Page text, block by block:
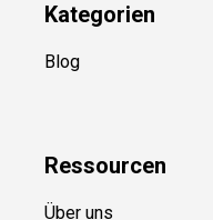
Kategorien
Blog
Ressourcen
Über uns